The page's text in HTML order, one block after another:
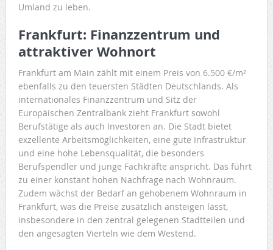
Umland zu leben.
Frankfurt: Finanzzentrum und
attraktiver Wohnort
Frankfurt am Main zählt mit einem Preis von 6.500 €/m²
ebenfalls zu den teuersten Städten Deutschlands. Als
internationales Finanzzentrum und Sitz der
Europäischen Zentralbank zieht Frankfurt sowohl
Berufstätige als auch Investoren an. Die Stadt bietet
exzellente Arbeitsmöglichkeiten, eine gute Infrastruktur
und eine hohe Lebensqualität, die besonders
Berufspendler und junge Fachkräfte anspricht. Das führt
zu einer konstant hohen Nachfrage nach Wohnraum.
Zudem wächst der Bedarf an gehobenem Wohnraum in
Frankfurt, was die Preise zusätzlich ansteigen lässt,
insbesondere in den zentral gelegenen Stadtteilen und
den angesagten Vierteln wie dem Westend.